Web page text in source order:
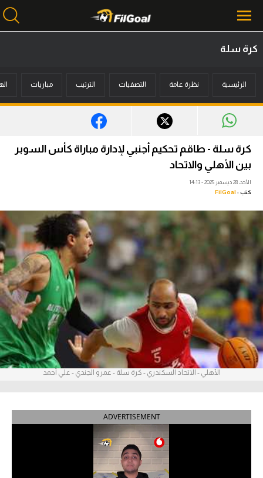
أخبار
ميركاتو
فانتازي في الجول
مسابقة التوقعات
فيديوهات
آراء حرة
ركن الألعاب
بطولات
أمريكا 2026
الدوري الإنجليزي الممتاز
كرة سلة
الرئيسية نظرة عامة التصفيات الترتيب مباريات
كرة سلة - طاقم تحكيم أجنبي لإدارة مباراة كأس السوبر
بين الأهلي والاتحاد
الأحد، 28 ديسمبر 2025 - 14:13
كتب : FilGoal
الأهلي - الاتحاد السكندري - كرة سلة - عمرو الجندي - علي أحمد
ADVERTISEMENT